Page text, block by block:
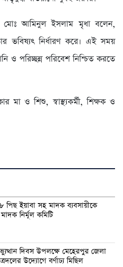
মোঃ আমিনুল ইসলাম মৃধা বলেন,
ভবিষ্যৎ নির্ধারণ করে। এই সময়
ও পরিচ্ছন্ন পরিবেশ নিশ্চিত করতে
মা ও শিশু, স্বাস্থ্যকর্মী, শিক্ষক ও
পিছ ইয়াবা সহ মাদক ব্যবসায়ীকে
নির্মূল কমিটি
দিবস উপলক্ষে মেহেরপুর জেলা
উদ্যোগে বর্ণাঢ্য মিছিল